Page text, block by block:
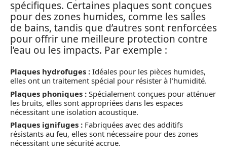
spécifiques. Certaines plaques sont conçues
pour des zones humides, comme les salles
de bains, tandis que d’autres sont renforcées
pour offrir une meilleure protection contre
l’eau ou les impacts. Par exemple :
Plaques hydrofuges : Idéales pour les pièces humides,
elles ont un traitement spécial pour résister à l’humidité.
Plaques phoniques : Spécialement conçues pour atténuer
les bruits, elles sont appropriées dans les espaces
nécessitant une isolation acoustique.
Plaques ignifuges : Fabriquées avec des additifs
résistants au feu, elles sont nécessaire pour des zones
nécessitant une sécurité accrue.